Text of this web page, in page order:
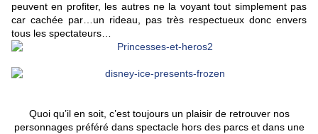
peuvent en profiter, les autres ne la voyant tout simplement pas
car cachée par…un rideau, pas très respectueux donc envers
tous les spectateurs…
Quoi qu’il en soit, c’est toujours un plaisir de retrouver nos
personnages préféré dans spectacle hors des parcs et dans une